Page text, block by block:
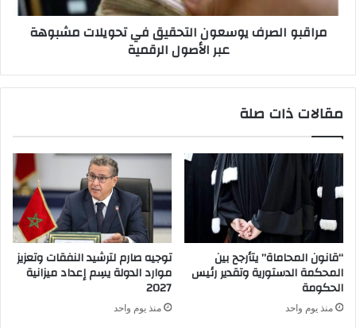
مراقبو الصرف يوسعون التحقيق في تحويلات مشبوهة
عبر الأصول الرقمية
مقالات ذات صلة
“قانون المحاماة” يتأرجح بين
المحكمة الدستورية وتقدير رئيس
الحكومة
منذ يوم واحد
توجيه صارم لترشيد النفقات وتعزيز
موارد الدولة يسِم إعداد ميزانية
2027
منذ يوم واحد